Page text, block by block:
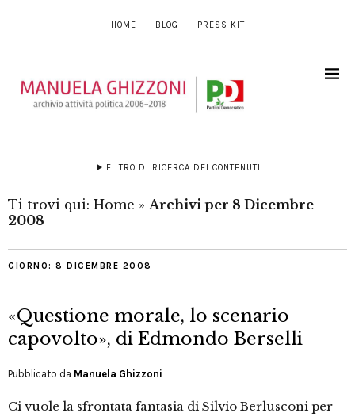
HOME BLOG PRESS KIT
FILTRO DI RICERCA DEI CONTENUTI
Ti trovi qui: Home » Archivi per 8 Dicembre
2008
GIORNO: 8 DICEMBRE 2008
«Questione morale, lo scenario
capovolto», di Edmondo Berselli
Pubblicato da Manuela Ghizzoni
Ci vuole la sfrontata fantasia di Silvio Berlusconi per